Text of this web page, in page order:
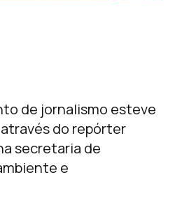
de jornalismo esteve
do repórter
secretaria de
e